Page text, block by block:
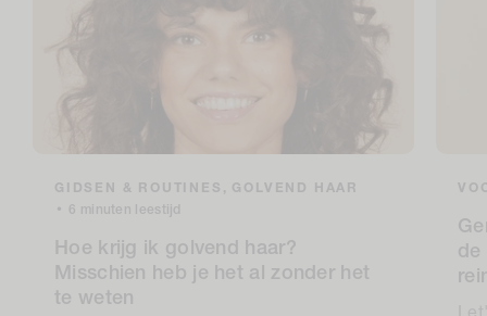
GIDSEN & ROUTINES, GOLVEND HAAR
• 6 minuten leestijd
Hoe krijg ik golvend haar?
Misschien heb je het al zonder het
te weten
de